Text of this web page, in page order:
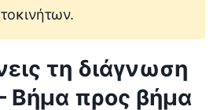
τη διάγνωση
Βήμα προς βήμα